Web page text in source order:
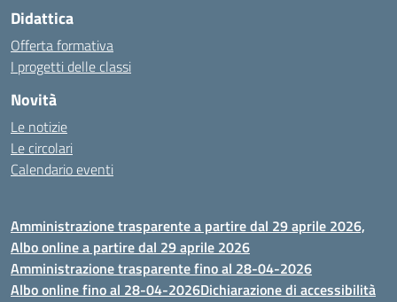
Didattica
Offerta formativa
I progetti delle classi
Novità
Le notizie
Le circolari
Calendario eventi
Amministrazione trasparente a partire dal 29 aprile 2026,
Albo online a partire dal 29 aprile 2026
Amministrazione trasparente fino al 28-04-2026
Albo online fino al 28-04-2026Dichiarazione di accessibilità